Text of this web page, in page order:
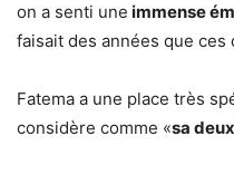
on a senti une immense
faisait des années que ces
Fatema a une place très
considère comme «sa